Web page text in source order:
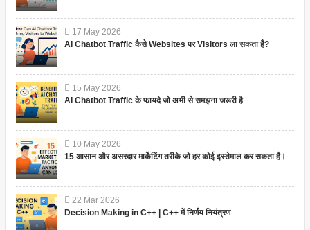
17 May 2026
AI Chatbot Traffic कैसे Websites पर Visitors ला सकता है?
15 May 2026
AI Chatbot Traffic के फायदे जो अभी से समझना जरूरी है
10 May 2026
15 आसान और असरदार मार्केटिंग तरीके जो हर कोई इस्तेमाल कर सकता है।
22 Mar 2026
Decision Making in C++ | C++ में निर्णय नियंत्रण